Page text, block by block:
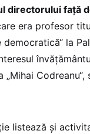
directorului faţă
era profesor
la
„Mihai
listează și